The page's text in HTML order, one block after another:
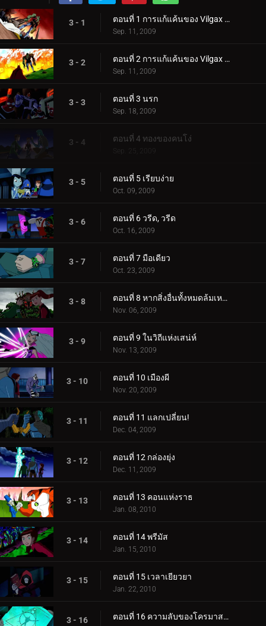
3 - 1 ตอนที่ 1 การแก้แค้นของ Vilgax (1)
Sep. 11, 2009
3 - 2 ตอนที่ 2 การแก้แค้นของ Vilgax (2)
Sep. 11, 2009
3 - 3 ตอนที่ 3 นรก
Sep. 18, 2009
3 - 4 ตอนที่ 4 ทองของคนโง่
Sep. 25, 2009
3 - 5 ตอนที่ 5 เรียบง่าย
Oct. 09, 2009
3 - 6 ตอนที่ 6 วรีด, วรีด
Oct. 16, 2009
3 - 7 ตอนที่ 7 มือเดียว
Oct. 23, 2009
3 - 8 ตอนที่ 8 หากสิ่งอื่นทั้งหมดล้มเหลว
Nov. 06, 2009
3 - 9 ตอนที่ 9 ในวิถีแห่งเสน่ห์
Nov. 13, 2009
3 - 10 ตอนที่ 10 เมืองผี
Nov. 20, 2009
3 - 11 ตอนที่ 11 แลกเปลี่ยน!
Dec. 04, 2009
3 - 12 ตอนที่ 12 กล่องยุ่ง
Dec. 11, 2009
3 - 13 ตอนที่ 13 คอนแห่งราธ
Jan. 08, 2010
3 - 14 ตอนที่ 14 พรีมัส
Jan. 15, 2010
3 - 15 ตอนที่ 15 เวลาเยียวยา
Jan. 22, 2010
3 - 16 ตอนที่ 16 ความลับของโครมาสโตน